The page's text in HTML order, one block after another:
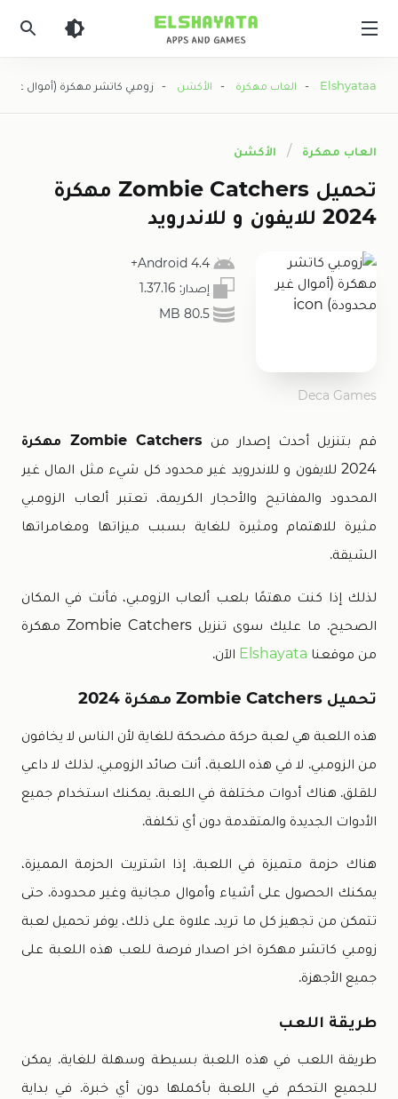
Elshyataa
- العاب مهكرة - الأكشن - زومبي كاتشر مهكرة (أموال غير
العاب مهكرة الأكشن
تحميل Zombie Catchers مهكرة
2024 للايفون و للاندرويد
4.4 Android+
إصدار: 1.37.16
80.5 MB
Deca Games
قم بتنزيل أحدث إصدار من Zombie Catchers مهكرة
2024 للايفون و للاندرويد غير محدود كل شيء مثل المال غير
المحدود والمفاتيح والأحجار الكريمة، تعتبر ألعاب الزومبي
مثيرة للاهتمام ومثيرة للغاية بسبب ميزاتها ومغامراتها
الشيقة.
لذلك إذا كنت مهتمًا بلعب ألعاب الزومبي، فأنت في المكان
الصحيح. ما عليك سوى تنزيل Zombie Catchers مهكرة
من موقعنا Elshayata الآن.
تحميل Zombie Catchers مهكرة 2024
هذه اللعبة هي لعبة حركة مضحكة للغاية لأن الناس لا يخافون
من الزومبي. لا في هذه اللعبة، أنت صائد الزومبي. لذلك لا داعي
للقلق. هناك أدوات مختلفة في اللعبة. يمكنك استخدام جميع
الأدوات الجديدة والمتقدمة دون أي تكلفة.
هناك حزمة متميزة في اللعبة. إذا اشتريت الحزمة المميزة،
يمكنك الحصول على أشياء وأموال مجانية وغير محدودة. حتى
تتمكن من تجهيز كل ما تريد. علاوة على ذلك، يوفر تحميل لعبة
زومبي كاتشر مهكرة اخر اصدار فرصة للعب هذه اللعبة على
جميع الأجهزة.
طريقة اللعب
طريقة اللعب في هذه اللعبة بسيطة وسهلة للغاية. يمكن
للجميع التحكم في اللعبة بأكملها دون أي خبرة. في بداية